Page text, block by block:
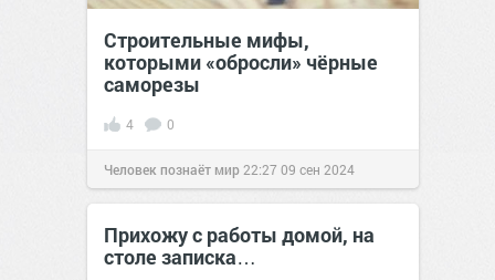
Строительные мифы,
которыми «обросли» чёрные
саморезы
4 0
Человек познаёт мир 22:27 09 сен 2024
Прихожу с работы домой, на
столе записка…